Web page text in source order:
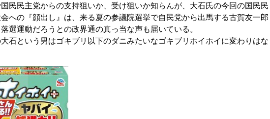
民民主党からの支持狙いか、受け狙いか知らんが、大石氏の今回の国民民
への『顔出し』は、来る夏の参議院選挙で自民党から出馬する古賀友一郎
選運動だろうとの政界通の真っ当な声も届いている。
石という男はゴキブリ以下のダニみたいなゴキブリホイホイに変わりはな